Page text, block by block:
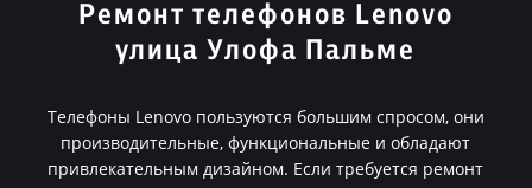
Ремонт телефонов Lenovo
улица Улофа Пальме
Телефоны Lenovo пользуются большим спросом, они
производительные, функциональные и обладают
привлекательным дизайном. Если требуется ремонт